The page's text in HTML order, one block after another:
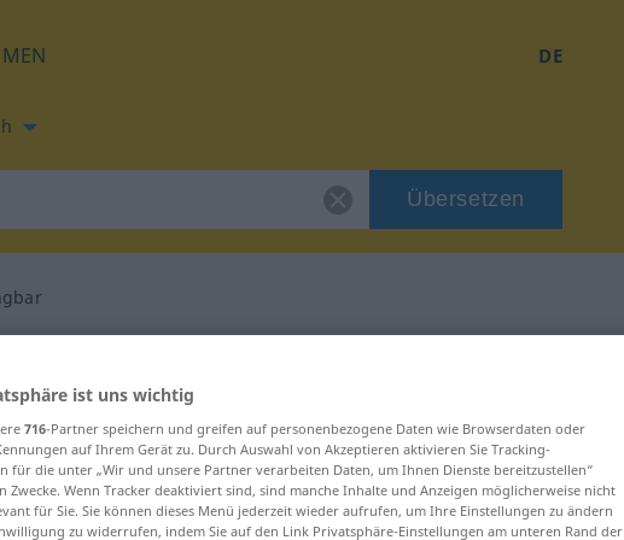
DE
Übersetzen
für "unabdingbar"
ist uns wichtig
716-Partner speichern und greifen auf personenbezogene Daten wie Browserdaten oder
auf Ihrem Gerät zu. Durch Auswahl von Akzeptieren aktivieren Sie Tracking-
für die unter „Wir und unsere Partner verarbeiten Daten, um Ihnen Dienste bereitzustellen“
Zwecke. Wenn Tracker deaktiviert sind, sind manche Inhalte und Anzeigen möglicherweise nicht
für Sie. Sie können dieses Menü jederzeit wieder aufrufen, um Ihre Einstellungen zu ändern
zu widerrufen, indem Sie auf den Link Privatsphäre-Einstellungen am unteren Rand der